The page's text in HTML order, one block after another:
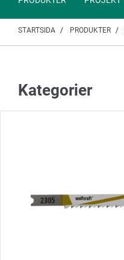
STARTSIDA PRODUKTER
Kategorier